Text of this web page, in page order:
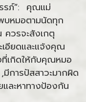
รภ์”: คุณแม่
บหมอตามนัดทุก
ควรจะสังเกตุ
อียดและแจ้งคุณ
ที่เกิดให้กับคุณหมอ
การปัสสาวะมากผิด
ละหาทางป้องกัน